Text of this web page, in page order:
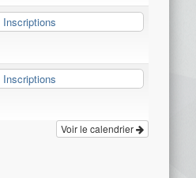
Inscriptions
Inscriptions
Voir le calendrier